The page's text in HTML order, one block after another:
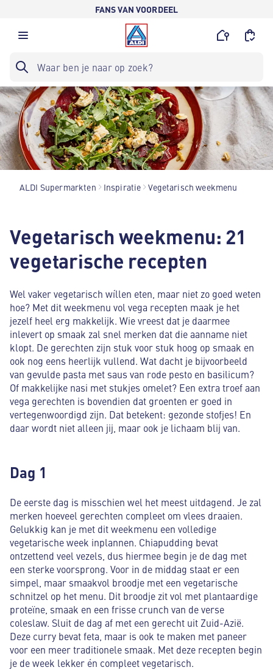
FANS VAN VOORDEEL
ALDI Supermarkten Inspiratie Vegetarisch weekmenu
Vegetarisch weekmenu: 21
vegetarische recepten
Wel vaker vegetarisch wíllen eten, maar niet zo goed weten
hoe? Met dit weekmenu vol vega recepten maak je het
jezelf heel erg makkelijk. Wie vreest dat je daarmee
inlevert op smaak zal snel merken dat die aanname niet
klopt. De gerechten zijn stuk voor stuk hoog op smaak en
ook nog eens heerlijk vullend. Wat dacht je bijvoorbeeld
van gevulde pasta met saus van rode pesto en basilicum?
Of makkelijke nasi met stukjes omelet? Een extra troef aan
vega gerechten is bovendien dat groenten er goed in
vertegenwoordigd zijn. Dat betekent: gezonde stofjes! En
daar wordt niet alleen jij, maar ook je lichaam blij van.
Dag 1
De eerste dag is misschien wel het meest uitdagend. Je zal
merken hoeveel gerechten compleet om vlees draaien.
Gelukkig kan je met dit weekmenu een volledige
vegetarische week inplannen. Chiapudding bevat
ontzettend veel vezels, dus hiermee begin je de dag met
een sterke voorsprong. Voor in de middag staat er een
simpel, maar smaakvol broodje met een vegetarische
schnitzel op het menu. Dit broodje zit vol met plantaardige
proteïne, smaak en een frisse crunch van de verse
coleslaw. Sluit de dag af met een gerecht uit Zuid-Azië.
Deze curry bevat feta, maar is ook te maken met paneer
voor een meer traditionele smaak. Met deze recepten begin
je de week lekker én compleet vegetarisch.